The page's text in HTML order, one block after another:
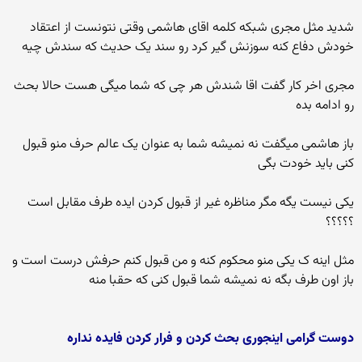
شدید مثل مجری شبکه کلمه اقای هاشمی وقتی نتونست از اعتقاد
خودش دفاع کنه سوزنش گیر کرد رو سند یک حدیث که سندش چیه
مجری اخر کار گفت اقا شندش هر چی که شما میگی هست حالا بحث
رو ادامه بده
باز هاشمی میگفت نه نمیشه شما به عنوان یک عالم حرف منو قبول
کنی باید خودت بگی
یکی نیست یگه مگر مناظره غیر از قبول کردن ایده طرف مقابل است
؟؟؟؟؟
مثل اینه ک یکی منو محکوم کنه و من قبول کنم حرفش درست است و
باز اون طرف بگه نه نمیشه شما قبول کنی که حقبا منه
دوست گرامی اینجوری بحث کردن و فرار کردن فایده نداره